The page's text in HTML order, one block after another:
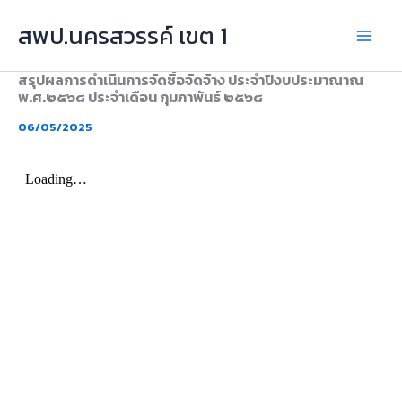
สพป.นครสวรรค์ เขต 1
สรุปผลการดำเนินการจัดซื้อจัดจ้าง ประจำปิงบประมาณาณ
พ.ศ.๒๕๖๘ ประจำเดือน กุมภาพันธ์ ๒๕๖๘
06/05/2025